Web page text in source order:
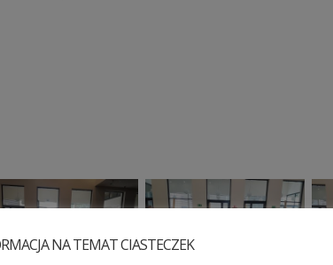
NA TEMAT CIASTECZEK